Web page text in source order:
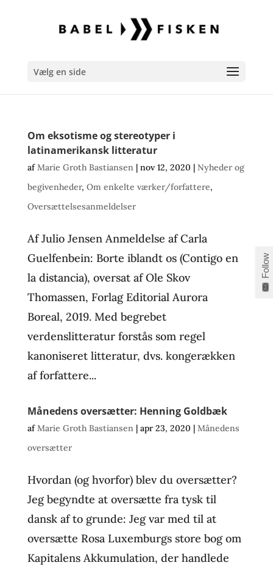
Vælg en side
Om eksotisme og stereotyper i
latinamerikansk litteratur
afMarie Groth Bastiansen| nov 12, 2020 | Nyheder og
begivenheder, Om enkelte værker/forfattere,
Oversættelsesanmeldelser
Af Julio Jensen Anmeldelse af Carla
Guelfenbein: Borte iblandt os (Contigo en
la distancia), oversat af Ole Skov
Thomassen, Forlag Editorial Aurora
Boreal, 2019. Med begrebet
verdenslitteratur forstås som regel
kanoniseret litteratur, dvs. kongerækken
af forfattere...
Månedens oversætter: Henning Goldbæk
afMarie Groth Bastiansen| apr 23, 2020 | Månedens
oversætter
Hvordan (og hvorfor) blev du oversætter?
Jeg begyndte at oversætte fra tysk til
dansk af to grunde: Jeg var med til at
oversætte Rosa Luxemburgs store bog om
Kapitalens Akkumulation, der handlede
Follow